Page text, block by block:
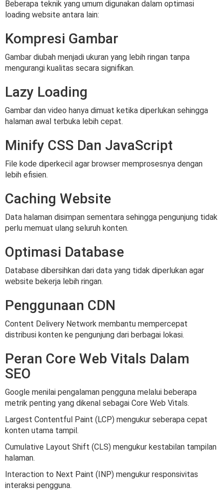
Beberapa teknik yang umum digunakan dalam optimasi
loading website antara lain:
Kompresi Gambar
Gambar diubah menjadi ukuran yang lebih ringan tanpa
mengurangi kualitas secara signifikan.
Lazy Loading
Gambar dan video hanya dimuat ketika diperlukan sehingga
halaman awal terbuka lebih cepat.
Minify CSS Dan JavaScript
File kode diperkecil agar browser memprosesnya dengan
lebih efisien.
Caching Website
Data halaman disimpan sementara sehingga pengunjung tidak
perlu memuat ulang seluruh konten.
Optimasi Database
Database dibersihkan dari data yang tidak diperlukan agar
website bekerja lebih ringan.
Penggunaan CDN
Content Delivery Network membantu mempercepat
distribusi konten ke pengunjung dari berbagai lokasi.
Peran Core Web Vitals Dalam
SEO
Google menilai pengalaman pengguna melalui beberapa
metrik penting yang dikenal sebagai Core Web Vitals.
Largest Contentful Paint (LCP) mengukur seberapa cepat
konten utama tampil.
Cumulative Layout Shift (CLS) mengukur kestabilan tampilan
halaman.
Interaction to Next Paint (INP) mengukur responsivitas
interaksi pengguna.